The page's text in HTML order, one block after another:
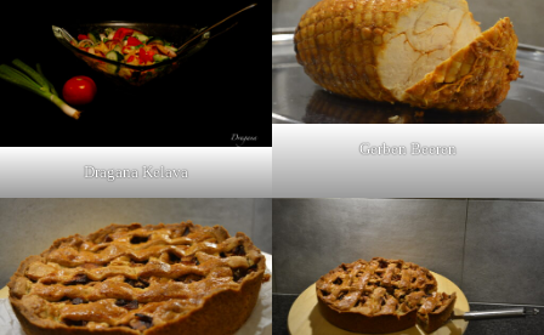
Dragana Kelava
Gerben Beeren